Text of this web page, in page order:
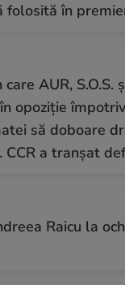
folosită în
AUR, S.O.S.
opoziție
să doboare
CCR a tranșat
Raicu la